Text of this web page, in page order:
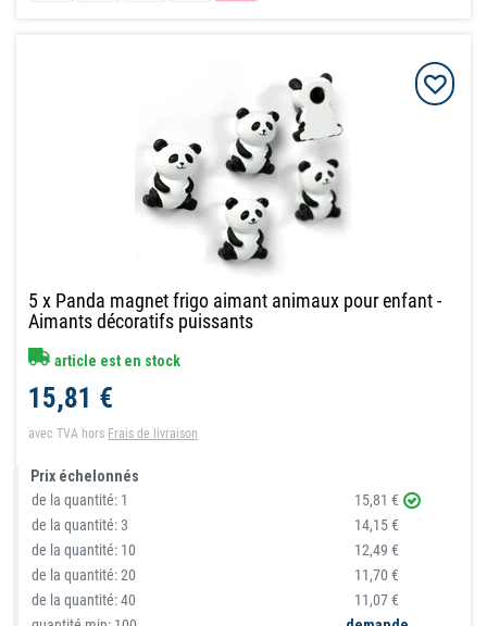
5 x Panda magnet frigo aimant animaux pour enfant -
Aimants décoratifs puissants
article est en stock
15,81 €
avec TVA hors Frais de livraison
Prix échelonnés
de la quantité: 1
15,81 €
de la quantité:3
14,15 €
de la quantité: 10
12,49 €
de la quantité:20
11,70 €
de la quantité:40
11,07 €